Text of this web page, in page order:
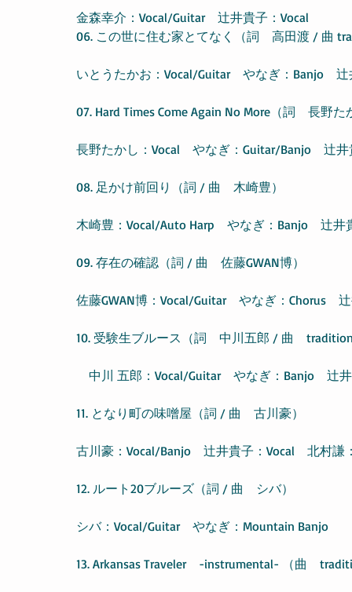
金森幸介：Vocal/Guitar　辻井貴子：Vocal
06. この世に住む家とてなく（詞　高田渡 / 曲
いとうたかお：Vocal/Guitar　やなぎ：Banjo　
07. Hard Times Come Again No More（詞　長野
長野たかし：Vocal　やなぎ：Guitar/Banjo　辻
08. 足かけ前回り（詞 / 曲　木崎豊）
木崎豊：Vocal/Auto Harp　やなぎ：Banjo　辻井
09. 存在の確認（詞 / 曲　佐藤GWAN博）
佐藤GWAN博：Vocal/Guitar　やなぎ：Chorus　
10. 受験生ブルース（詞　中川五郎 / 曲　
中川 五郎：Vocal/Guitar　やなぎ：Banjo　辻
11. となり町の味噌屋（詞 / 曲　古川豪）
古川豪：Vocal/Banjo　辻井貴子：Vocal　北村謙
12. ルート20ブルーズ（詞 / 曲　シバ）
シバ：Vocal/Guitar　やなぎ：Mountain Banjo
13. Arkansas Traveler　-instrumental- （曲　